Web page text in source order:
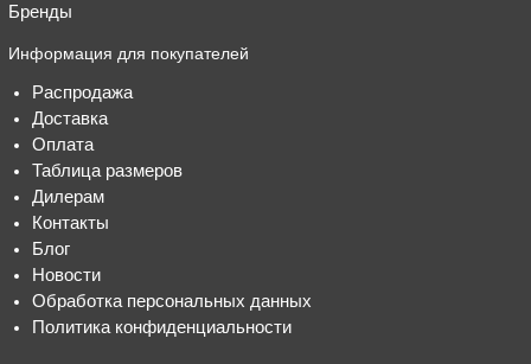
Бренды
Информация для покупателей
Распродажа
Доставка
Оплата
Таблица размеров
Дилерам
Контакты
Блог
Новости
Обработка персональных данных
Политика конфиденциальности